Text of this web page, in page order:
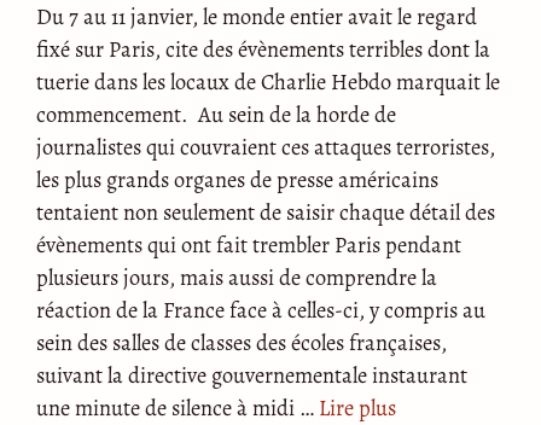
Du 7 au 11 janvier, le monde entier avait le regard
fixé sur Paris, cite des évènements terribles dont la
tuerie dans les locaux de Charlie Hebdo marquait le
commencement. Au sein de la horde de
journalistes qui couvraient ces attaques terroristes,
les plus grands organes de presse américains
tentaient non seulement de saisir chaque détail des
évènements qui ont fait trembler Paris pendant
plusieurs jours, mais aussi de comprendre la
réaction de la France face à celles-ci, y compris au
sein des salles de classes des écoles françaises,
suivant la directive gouvernementale instaurant
une minute de silence à midi … Lire plus